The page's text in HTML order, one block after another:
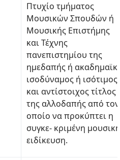
Πτυχίο τμήματος
Μουσικών Σπουδών ή
Μουσικής Επιστήμης
και Τέχνης
πανεπιστημίου της
ημεδαπής ή
ισοδύναμος ή ισότιμος
και αντίστοιχος τίτλος
της αλλοδαπής από τον
οποίο να προκύπτει η
συγκε- κριμένη μουσική
ειδίκευση.